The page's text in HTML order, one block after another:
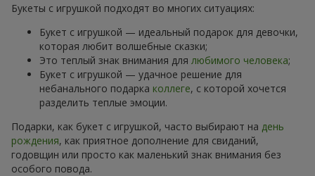
Букеты с игрушкой подходят во многих ситуациях:
Букет с игрушкой — идеальный подарок для девочки,
которая любит волшебные сказки;
Это теплый знак внимания для любимого человека;
Букет с игрушкой — удачное решение для
небанального подарка коллеге, с которой хочется
разделить теплые эмоции.
Подарки, как букет с игрушкой, часто выбирают на день
рождения, как приятное дополнение для свиданий,
годовщин или просто как маленький знак внимания без
особого повода.